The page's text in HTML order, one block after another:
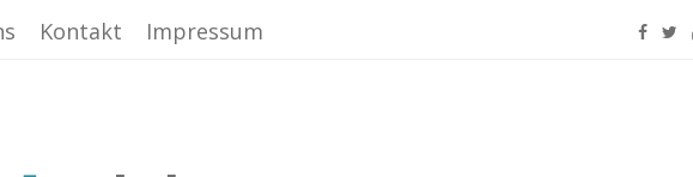
Kontakt Impressum